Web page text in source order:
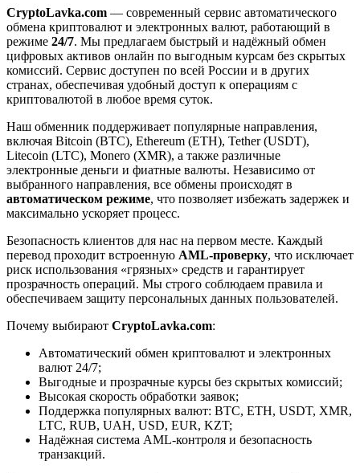
CryptoLavka.com — современный сервис автоматического
обмена криптовалют и электронных валют, работающий в
режиме 24/7. Мы предлагаем быстрый и надёжный обмен
цифровых активов онлайн по выгодным курсам без скрытых
комиссий. Сервис доступен по всей России и в других
странах, обеспечивая удобный доступ к операциям с
криптовалютой в любое время суток.
Наш обменник поддерживает популярные направления,
включая Bitcoin (BTC), Ethereum (ETH), Tether (USDT),
Litecoin (LTC), Monero (XMR), а также различные
электронные деньги и фиатные валюты. Независимо от
выбранного направления, все обмены происходят в
автоматическом режиме, что позволяет избежать задержек и
максимально ускоряет процесс.
Безопасность клиентов для нас на первом месте. Каждый
перевод проходит встроенную AML-проверку, что исключает
риск использования «грязных» средств и гарантирует
прозрачность операций. Мы строго соблюдаем правила и
обеспечиваем защиту персональных данных пользователей.
Почему выбирают CryptoLavka.com:
Автоматический обмен криптовалют и электронных
валют 24/7;
Выгодные и прозрачные курсы без скрытых комиссий;
Высокая скорость обработки заявок;
Поддержка популярных валют: BTC, ETH, USDT, XMR,
LTC, RUB, UAH, USD, EUR, KZT;
Надёжная система AML-контроля и безопасность
транзакций.